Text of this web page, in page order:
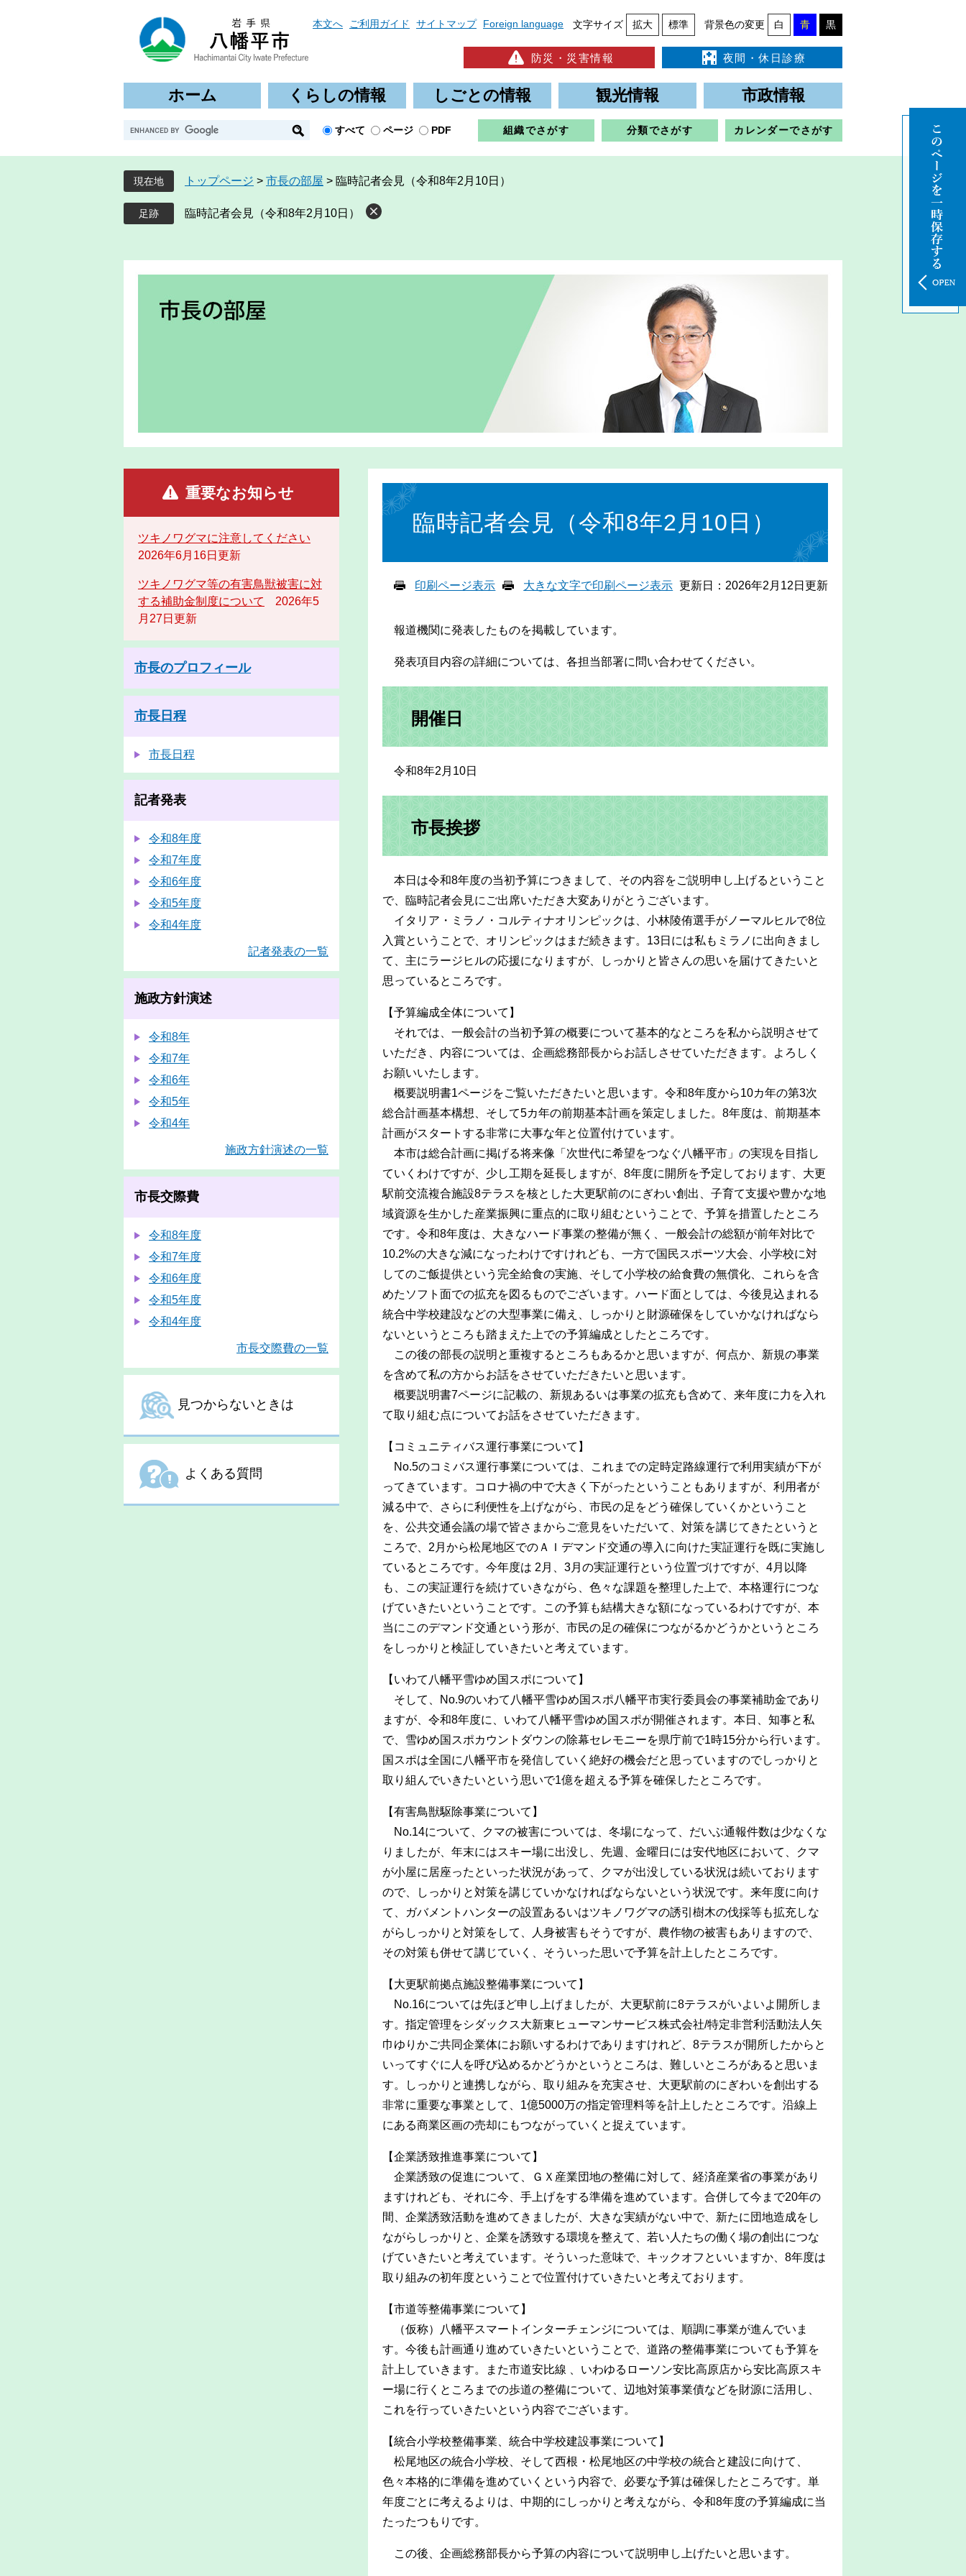
本文へ ご利用ガイド サイトマップ Foreign language 文字サイズ 拡大 標準 背景色の変更 白 青 黒
防災・災害情報 夜間・休日診療
ホーム くらしの情報 しごとの情報 観光情報 市政情報
G
o
g
l
e
カ
すべて ページ PDF 組織でさがす 分類でさがす カレンダーでさがす
現在地 トップページ > 市長の部屋 > 臨時記者会見（令和8年2月10日）
臨時記者会見（令和8年2月10日）
文
臨時記者会見（令和8年2月10日）
印刷ページ表示 大きな文字で印刷ページ表示 更新日：2026年2月12日更新
報道機関に発表したものを掲載しています。
発表項目内容の詳細については、各担当部署に問い合わせてください。
開催日
令和8年2月10日
市長挨拶
本日は令和8年度の当初予算につきまして、その内容をご説明申し上げるということ
で、臨時記者会見にご出席いただき大変ありがとうございます。
イタリア・ミラノ・コルティナオリンピックは、小林陵侑選手がノーマルヒルで8位
入賞ということで、オリンピックはまだ続きます。13日には私もミラノに出向きまし
て、主にラージヒルの応援になりますが、しっかりと皆さんの思いを届けてきたいと
思っているところです。
【予算編成全体について】
それでは、一般会計の当初予算の概要について基本的なところを私から説明させて
いただき、内容については、企画総務部長からお話しさせていただきます。よろしく
お願いいたします。
概要説明書1ページをご覧いただきたいと思います。令和8年度から10カ年の第3次
総合計画基本構想、そして5カ年の前期基本計画を策定しました。8年度は、前期基本
計画がスタートする非常に大事な年と位置付けています。
本市は総合計画に掲げる将来像「次世代に希望をつなぐ八幡平市」の実現を目指し
ていくわけですが、少し工期を延長しますが、8年度に開所を予定しております、大更
駅前交流複合施設8テラスを核とした大更駅前のにぎわい創出、子育て支援や豊かな地
域資源を生かした産業振興に重点的に取り組むということで、予算を措置したところ
です。令和8年度は、大きなハード事業の整備が無く、一般会計の総額が前年対比で
10.2%の大きな減になったわけですけれども、一方で国民スポーツ大会、小学校に対
してのご飯提供という完全給食の実施、そして小学校の給食費の無償化、これらを含
めたソフト面での拡充を図るものでございます。ハード面としては、今後見込まれる
統合中学校建設などの大型事業に備え、しっかりと財源確保をしていかなければなら
ないというところも踏まえた上での予算編成としたところです。
この後の部長の説明と重複するところもあるかと思いますが、何点か、新規の事業
を含めて私の方からお話をさせていただきたいと思います。
概要説明書7ページに記載の、新規あるいは事業の拡充も含めて、来年度に力を入れ
て取り組む点についてお話をさせていただきます。
【コミュニティバス運行事業について】
No.5のコミバス運行事業については、これまでの定時定路線運行で利用実績が下が
ってきています。コロナ禍の中で大きく下がったということもありますが、利用者が
減る中で、さらに利便性を上げながら、市民の足をどう確保していくかということ
を、公共交通会議の場で皆さまからご意見をいただいて、対策を講じてきたというと
ころで、2月から松尾地区でのＡＩデマンド交通の導入に向けた実証運行を既に実施し
ているところです。今年度は 2月、3月の実証運行という位置づけですが、4月以降
も、この実証運行を続けていきながら、色々な課題を整理した上で、本格運行につな
げていきたいということです。この予算も結構大きな額になっているわけですが、本
当にこのデマンド交通という形が、市民の足の確保につながるかどうかというところ
をしっかりと検証していきたいと考えています。
【いわて八幡平雪ゆめ国スポについて】
そして、No.9のいわて八幡平雪ゆめ国スポ八幡平市実行委員会の事業補助金であり
ますが、令和8年度に、いわて八幡平雪ゆめ国スポが開催されます。本日、知事と私
で、雪ゆめ国スポカウントダウンの除幕セレモニーを県庁前で1時15分から行います。
国スポは全国に八幡平市を発信していく絶好の機会だと思っていますのでしっかりと
取り組んでいきたいという思いで1億を超える予算を確保したところです。
【有害鳥獣駆除事業について】
No.14について、クマの被害については、冬場になって、だいぶ通報件数は少なくな
りましたが、年末にはスキー場に出没し、先週、金曜日には安代地区において、クマ
が小屋に居座ったといった状況があって、クマが出没している状況は続いております
ので、しっかりと対策を講じていかなければならないという状況です。来年度に向け
て、ガバメントハンターの設置あるいはツキノワグマの誘引樹木の伐採等も拡充しな
がらしっかりと対策をして、人身被害もそうですが、農作物の被害もありますので、
その対策も併せて講じていく、そういった思いで予算を計上したところです。
【大更駅前拠点施設整備事業について】
No.16については先ほど申し上げましたが、大更駅前に8テラスがいよいよ開所しま
す。指定管理をシダックス大新東ヒューマンサービス株式会社/特定非営利活動法人矢
巾ゆりかご共同企業体にお願いするわけでありますけれど、8テラスが開所したからと
いってすぐに人を呼び込めるかどうかというところは、難しいところがあると思いま
す。しっかりと連携しながら、取り組みを充実させ、大更駅前のにぎわいを創出する
非常に重要な事業として、1億5000万の指定管理料等を計上したところです。沿線上
にある商業区画の売却にもつながっていくと捉えています。
【企業誘致推進事業について】
企業誘致の促進について、ＧＸ産業団地の整備に対して、経済産業省の事業があり
ますけれども、それに今、手上げをする準備を進めています。合併して今まで20年の
間、企業誘致活動を進めてきましたが、大きな実績がない中で、新たに団地造成をし
ながらしっかりと、企業を誘致する環境を整えて、若い人たちの働く場の創出につな
げていきたいと考えています。そういった意味で、キックオフといいますか、8年度は
取り組みの初年度ということで位置付けていきたいと考えております。
【市道等整備事業について】
（仮称）八幡平スマートインターチェンジについては、順調に事業が進んでいま
す。今後も計画通り進めていきたいということで、道路の整備事業についても予算を
計上していきます。また市道安比線 、いわゆるローソン安比高原店から安比高原スキ
ー場に行くところまでの歩道の整備について、辺地対策事業債などを財源に活用し、
これを行っていきたいという内容でございます。
【統合小学校整備事業、統合中学校建設事業について】
松尾地区の統合小学校、そして西根・松尾地区の中学校の統合と建設に向けて、
色々本格的に準備を進めていくという内容で、必要な予算は確保したところです。単
年度ごとに考えるよりは、中期的にしっかりと考えながら、令和8年度の予算編成に当
たったつもりです。
この後、企画総務部長から予算の内容について説明申し上げたいと思います。
重要なお知らせ
ツキノワグマに注意してください
2026年6月16日更新
ツキノワグマ等の有害鳥獣被害に対
する補助金制度について
2026年5
月27日更新
市長のプロフィール
市長日程
市長日程
記者発表
令和8年度
令和7年度
令和6年度
令和5年度
令和4年度
記者発表の一覧
施政方針演述
令和8年
令和7年
令和6年
令和5年
令和4年
施政方針演述の一覧
市長交際費
令和8年度
令和7年度
令和6年度
令和5年度
令和4年度
市長交際費の一覧
見つからないときは
よくある質問